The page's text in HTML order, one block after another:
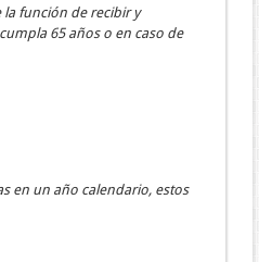
función de recibir y
65 años o en caso de
en un año calendario, estos